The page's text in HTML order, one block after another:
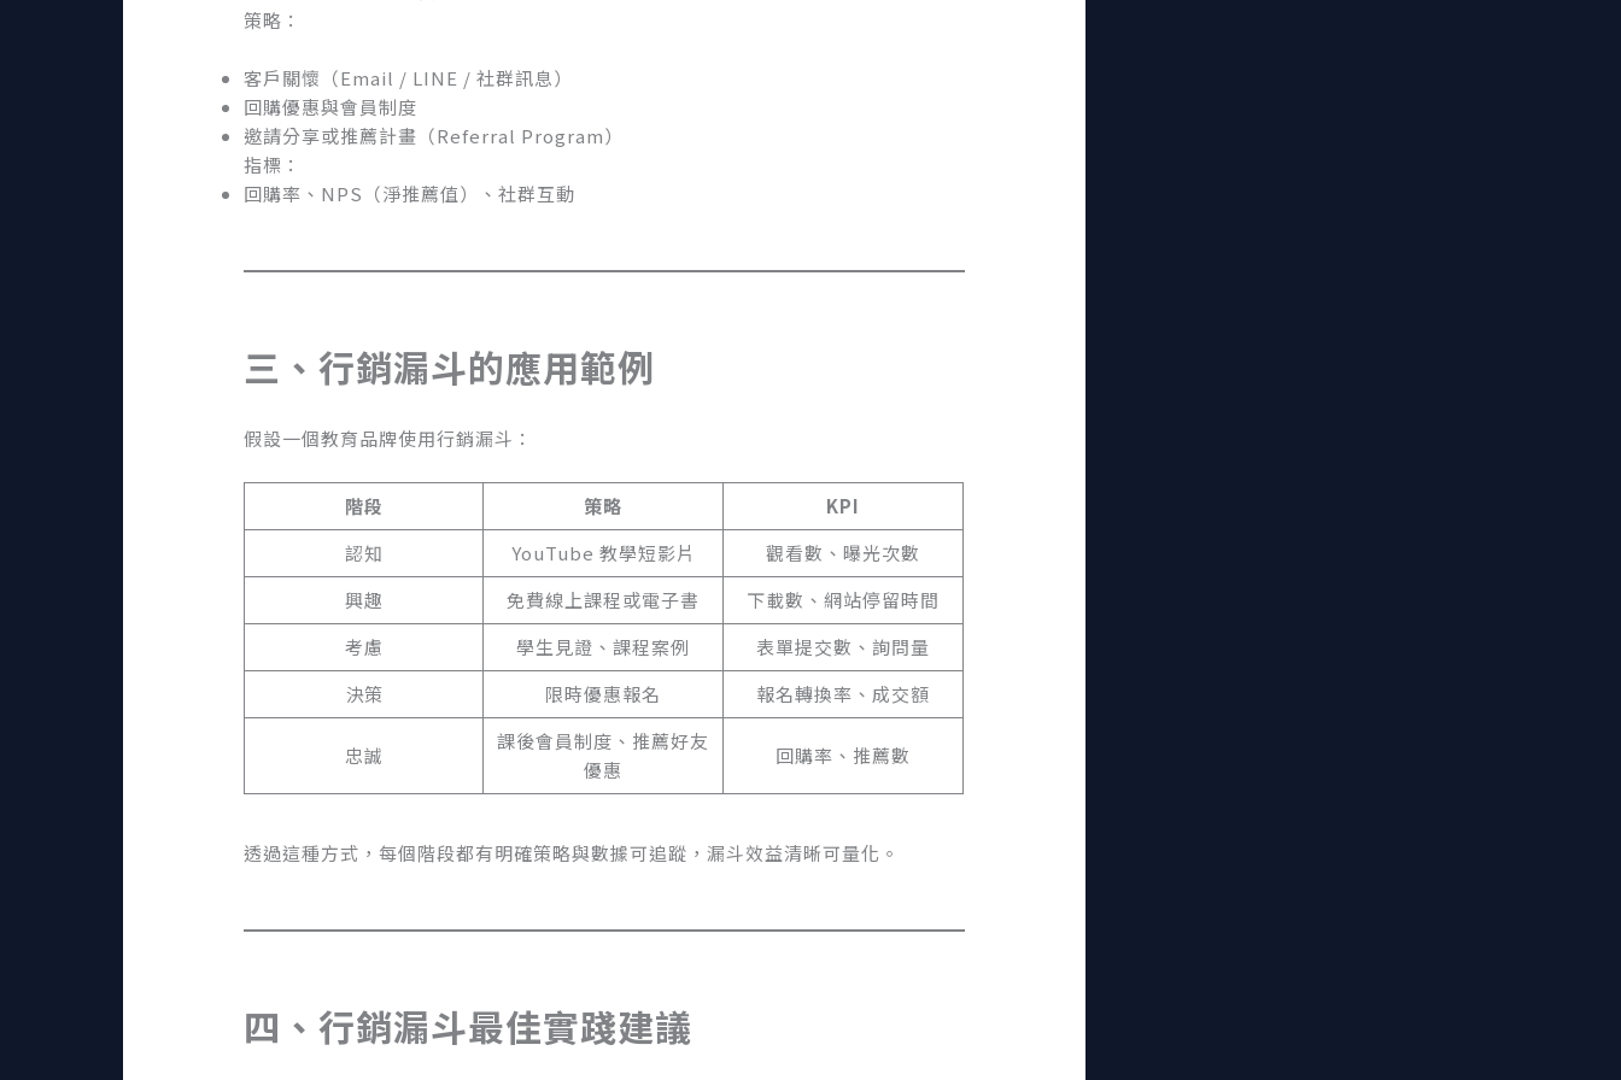
策略：
客戶關懷（Email / LINE / 社群訊息）
回購優惠與會員制度
邀請分享或推薦計畫（Referral Program）
指標：
回購率、NPS（淨推薦值）、社群互動
三、行銷漏斗的應用範例
假設一個教育品牌使用行銷漏斗：
階段 策略
KPI
認知
YouTube 教學短影片
觀看數、曝光次數
興趣
免費線上課程或電子書
下載數、網站停留時間
考慮
學生見證、課程案例
表單提交數、詢問量
決策
限時優惠報名 報名轉換率、成交額
忠誠
課後會員制度、推薦好友
優惠
回購率、推薦數
透過這種方式，每個階段都有明確策略與數據可追蹤，漏斗效益清晰可量化。
四、行銷漏斗最佳實踐建議